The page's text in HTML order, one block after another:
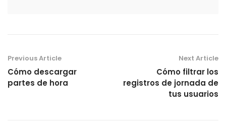
Previous Article
Cómo descargar
partes de hora
Next Article
Cómo filtrar los
registros de jornada de
tus usuarios